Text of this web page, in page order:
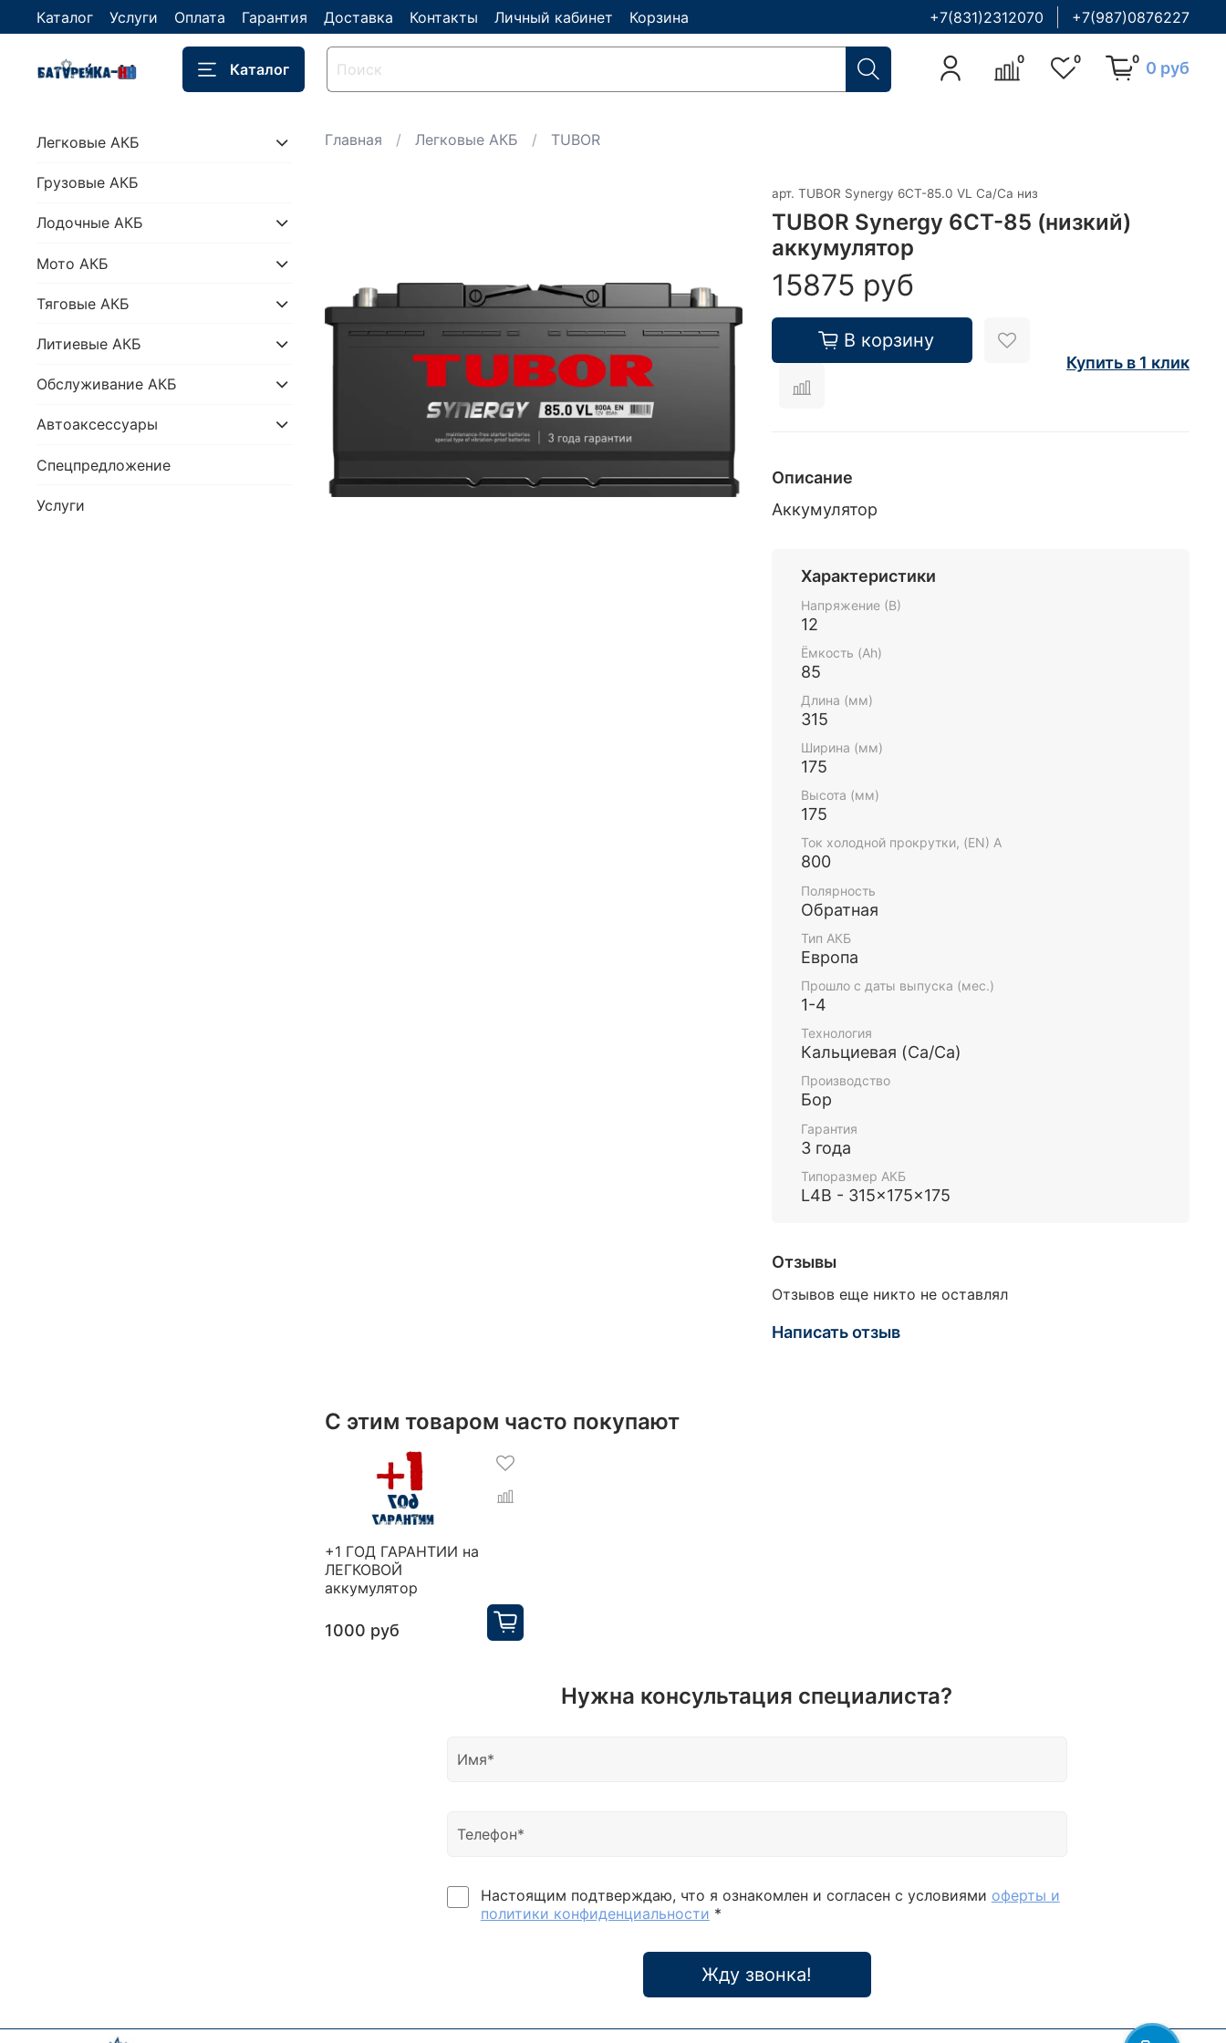
Каталог Услуги Оплата Гарантия Доставка Контакты Личный кабинет Корзина +7(831)2312070 +7(987)0876227
Каталог
0 0 0 0 руб
Главная Легковые АКБ TUBOR
арт. TUBOR Synergy 6СТ-85.0 VL Ca/Ca низ
TUBOR Synergy 6СТ-85 (низкий)
аккумулятор
15875 руб
В корзину
Купить в 1 клик
Описание
Аккумулятор
Характеристики
Напряжение (В)
12
Ёмкость (Ah)
85
Длина (мм)
315
Ширина (мм)
175
Высота (мм)
175
Ток холодной прокрутки, (EN) А
800
Полярность
Обратная
Тип АКБ
Европа
Прошло с даты выпуска (мес.)
1-4
Технология
Кальциевая (Ca/Ca)
Производство
Бор
Гарантия
3 года
Типоразмер АКБ
L4B - 315x175x175
Отзывы
Отзывов еще никто не оставлял
Написать отзыв
С этим товаром часто покупают
+1 ГОД ГАРАНТИИ на
ЛЕГКОВОЙ
аккумулятор
1000 руб
Нужна консультация специалиста?
Настоящим подтверждаю, что я ознакомлен и согласен с условиями оферты и
политики конфиденциальности *
Жду звонка!
Легковые АКБ
Грузовые АКБ
Лодочные АКБ
Мото АКБ
Тяговые АКБ
Литиевые АКБ
Обслуживание АКБ
Автоаксессуары
Спецпредложение
Услуги